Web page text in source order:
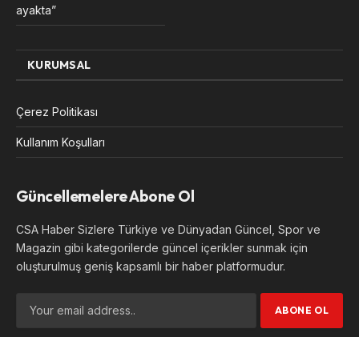
ayakta”
KURUMSAL
Çerez Politikası
Kullanım Koşulları
Güncellemelere Abone Ol
CSA Haber Sizlere Türkiye ve Dünyadan Güncel, Spor ve
Magazin gibi kategorilerde güncel içerikler sunmak için
oluşturulmuş geniş kapsamlı bir haber platformudur.